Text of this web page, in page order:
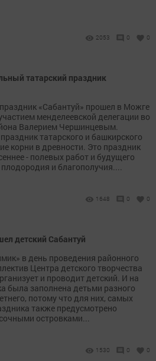
2053 0 0
татарский праздник
«Сабантуй» прошел в Можге
менделеевской делегации во
Валерием Чершинцевым.
татарского и башкирского
корни в древности. Это праздник
- полевых работ и будущего
и благополучия....
1648 0 0
детский Сабантуй
в день проведения районного
Центра детского творчества
и проводит детский. И на
была заполнена детьми разного
потому что для них, самых
также предусмотрено
островками...
1530 0 0